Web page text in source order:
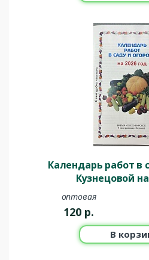
Календарь работ в
Кузнецовой
оптовая
120 р.
В